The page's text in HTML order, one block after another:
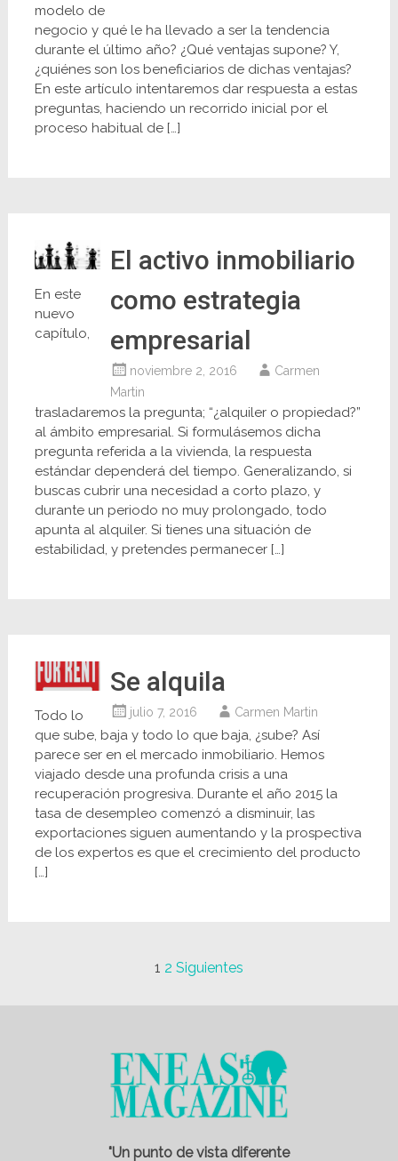
modelo de
negocio y qué le ha llevado a ser la tendencia
durante el último año? ¿Qué ventajas supone? Y,
¿quiénes son los beneficiarios de dichas ventajas?
En este artículo intentaremos dar respuesta a estas
preguntas, haciendo un recorrido inicial por el
proceso habitual de […]
El activo inmobiliario
como estrategia
empresarial
noviembre 2, 2016
Carmen
Martin
En este
nuevo
capítulo,
trasladaremos la pregunta; “¿alquiler o propiedad?”
al ámbito empresarial. Si formulásemos dicha
pregunta referida a la vivienda, la respuesta
estándar dependerá del tiempo. Generalizando, si
buscas cubrir una necesidad a corto plazo, y
durante un periodo no muy prolongado, todo
apunta al alquiler. Si tienes una situación de
estabilidad, y pretendes permanecer […]
Se alquila
julio 7, 2016 Carmen Martin
Todo lo
que sube, baja y todo lo que baja, ¿sube? Así
parece ser en el mercado inmobiliario. Hemos
viajado desde una profunda crisis a una
recuperación progresiva. Durante el año 2015 la
tasa de desempleo comenzó a disminuir, las
exportaciones siguen aumentando y la prospectiva
de los expertos es que el crecimiento del producto
[…]
1 2 Siguientes
"Un punto de vista diferente